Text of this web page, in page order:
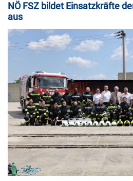
NÖ FSZ bildet Einsatzkräfte
aus